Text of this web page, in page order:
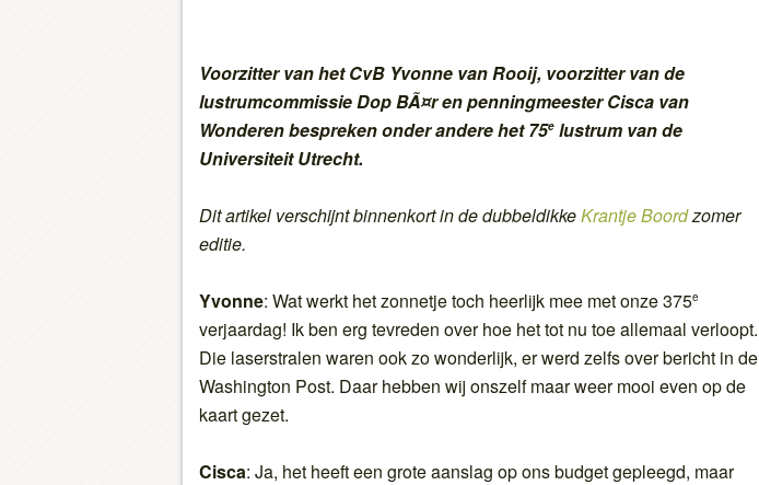
Voorzitter van het CvB Yvonne van Rooij, voorzitter van de
lustrumcommissie Dop BÃ¤r en penningmeester Cisca van
Wonderen bespreken onder andere het 75e lustrum van de
Universiteit Utrecht.
Dit artikel verschijnt binnenkort in de dubbeldikkeKrantje Boordzomer
editie.
Yvonne: Wat werkt het zonnetje toch heerlijk mee met onze 375e
verjaardag! Ik ben erg tevreden over hoe het tot nu toe allemaal verloopt.
Die laserstralen waren ook zo wonderlijk, er werd zelfs over bericht in de
Washington Post. Daar hebben wij onszelf maar weer mooi even op de
kaart gezet.
Cisca: Ja, het heeft een grote aanslag op ons budget gepleegd, maar